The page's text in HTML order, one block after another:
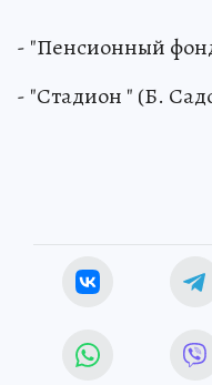
- "Пенсионный
- "Стадион " (Б.